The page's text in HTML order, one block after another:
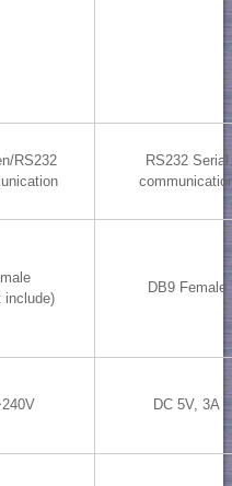
RS232
RS232 Serial
include)
DB9 Female
DC 5V, 3A